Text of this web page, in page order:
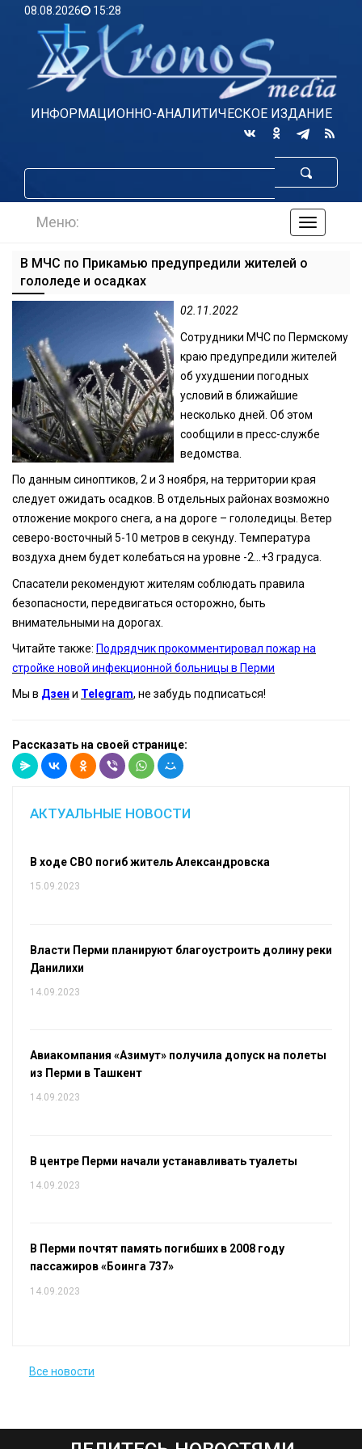
08.08.2026 15:28
ИНФОРМАЦИОННО-АНАЛИТИЧЕСКОЕ ИЗДАНИЕ
по
Меню:
В МЧС по Прикамью предупредили жителей о
гололеде и осадках
02.11.2022
Сотрудники МЧС по Пермскому
краю предупредили жителей
об ухудшении погодных
условий в ближайшие
несколько дней. Об этом
сообщили в пресс-службе
ведомства.
По данным синоптиков, 2 и 3 ноября, на территории края
следует ожидать осадков. В отдельных районах возможно
отложение мокрого снега, а на дороге – гололедицы. Ветер
северо-восточный 5-10 метров в секунду. Температура
воздуха днем будет колебаться на уровне -2…+3 градуса.
Спасатели рекомендуют жителям соблюдать правила
безопасности, передвигаться осторожно, быть
внимательными на дорогах.
Читайте также: Подрядчик прокомментировал пожар на
стройке новой инфекционной больницы в Перми
Мы в Дзен и Telegram, не забудь подписаться!
Рассказать на своей странице:
АКТУАЛЬНЫЕ НОВОСТИ
В ходе СВО погиб житель Александровска
15.09.2023
Власти Перми планируют благоустроить долину реки
Данилихи
14.09.2023
Авиакомпания «Азимут» получила допуск на полеты
из Перми в Ташкент
14.09.2023
В центре Перми начали устанавливать туалеты
14.09.2023
В Перми почтят память погибших в 2008 году
пассажиров «Боинга 737»
14.09.2023
Все новости